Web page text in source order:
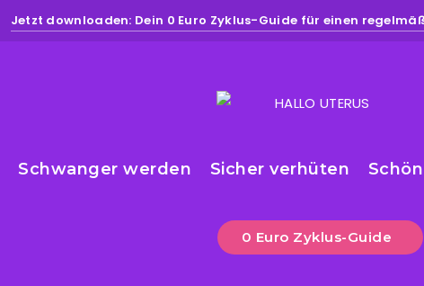
Jetzt downloaden: Dein 0 Euro Zyklus-Guide für einen
Schwanger werden Sicher verhüten
0 Euro Zyklus-Guide